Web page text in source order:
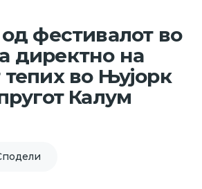
фестивалот во
директно на
во Њујорк
Калум